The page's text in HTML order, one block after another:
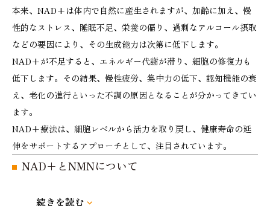
本来、NAD+は体内で自然に産生されますが、加齢に加え、慢
性的なストレス、睡眠不足、栄養の偏り、過剰なアルコール摂取
などの要因により、その生成能力は次第に低下します。
NAD+が不足すると、エネルギー代謝が滞り、細胞の修復力も
低下します。その結果、慢性疲労、集中力の低下、認知機能の衰
え、老化の進行といった不調の原因となることが分かってきてい
ます。
NAD+療法は、細胞レベルから活力を取り戻し、健康寿命の延
伸をサポートするアプローチとして、注目されています。
NAD+とNMNについて
集めているNMN（ニコチンアミドモノヌクレオチ